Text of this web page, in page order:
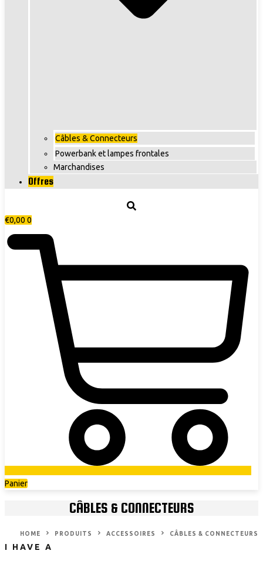
Câbles & Connecteurs
Powerbank et lampes frontales
Marchandises
Offres
€0,00 0
Panier
CÂBLES & CONNECTEURS
HOME PRODUITS ACCESSOIRES CÂBLES & CONNECTEURS
I HAVE A